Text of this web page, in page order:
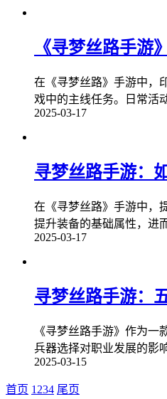
《寻梦丝路手游
在《寻梦丝路》手游中，
戏中的主线任务。日常活
2025-03-17
寻梦丝路手游：
在《寻梦丝路》手游中，
提升装备的基础属性，进
2025-03-17
寻梦丝路手游：
《寻梦丝路手游》作为
兵器选择对职业发展的影
2025-03-15
首页 1 234 尾页